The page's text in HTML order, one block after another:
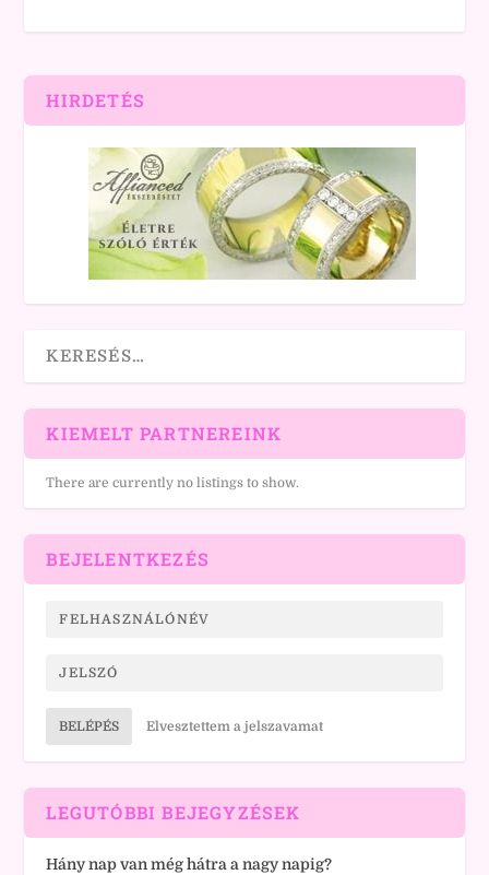
HIRDETÉS
KIEMELT PARTNEREINK
There are currently no listings to show.
BEJELENTKEZÉS
BELÉPÉS Elvesztettem a jelszavamat
LEGUTÓBBI BEJEGYZÉSEK
Hány nap van még hátra a nagy napig?